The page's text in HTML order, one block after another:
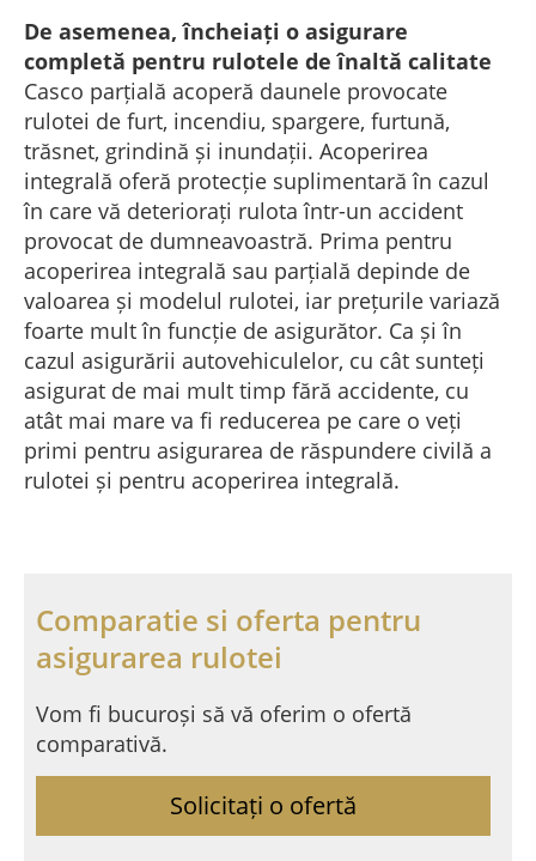
De asemenea, încheiați o asigurare
completă pentru rulotele de înaltă calitate
Casco parțială acoperă daunele provocate
rulotei de furt, incendiu, spargere, furtună,
trăsnet, grindină și inundații. Acoperirea
integrală oferă protecție suplimentară în cazul
în care vă deteriorați rulota într-un accident
provocat de dumneavoastră. Prima pentru
acoperirea integrală sau parțială depinde de
valoarea și modelul rulotei, iar prețurile variază
foarte mult în funcție de asigurător. Ca și în
cazul asigurării autovehiculelor, cu cât sunteți
asigurat de mai mult timp fără accidente, cu
atât mai mare va fi reducerea pe care o veți
primi pentru asigurarea de răspundere civilă a
rulotei și pentru acoperirea integrală.
Comparatie si oferta pentru
asigurarea rulotei
Vom fi bucuroși să vă oferim o ofertă
comparativă.
Solicitați o ofertă